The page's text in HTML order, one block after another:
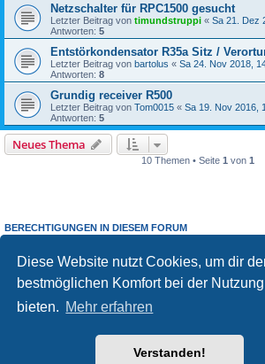
Diese Website nutzt Cookies, um dir
bestmöglichen Komfort bei der
bieten. Mehr erfahren
Verstanden!
Netzschalter für RPC1500 gesucht
Letzter Beitrag von timundstruppi « Sa 21. Dez
Antworten: 5
Entstörkondensator R35a Sitz /
Letzter Beitrag von bartolus « Sa 24. Nov 2018,
Antworten: 8
Grundig receiver R500
Letzter Beitrag von Tom0015 « Sa 19. Nov 2016,
Antworten: 5
Neues Thema
10 Themen • Seite 1 von 1
BERECHTIGUNGEN IN DIESEM FORUM
Du darfst keineAntworten zu Themen in diesem Forum
Du darfst deine Beiträge in diesem Forumnichtändern.
Du darfst deine Beiträge in diesem Forum nicht löschen.
keine
Powered byphpBB® Forum Software ©